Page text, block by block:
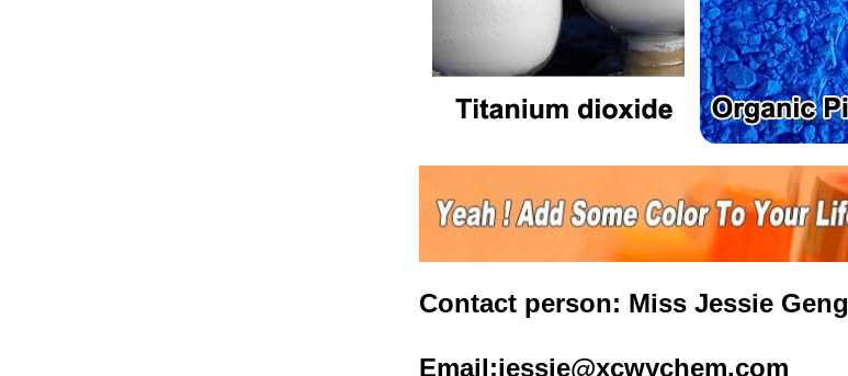
Contact person: Miss Jessie Geng
Email:jessie@xcwychem.com